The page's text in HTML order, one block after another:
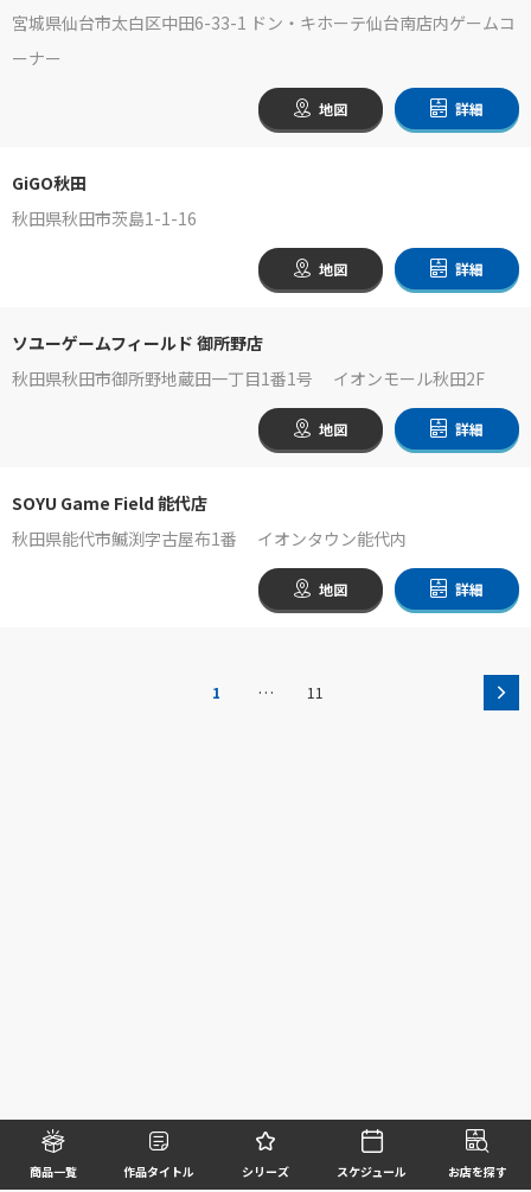
商品一覧 作品タイトル シリーズ スケジュール お店を探す
宮城県仙台市太白区中田6-33-1 ドン・キホーテ仙台南店内ゲームコ
ーナー
地図 詳細
GiGO秋田
秋田県秋田市茨島1-1-16
地図 詳細
ソユーゲームフィールド 御所野店
秋田県秋田市御所野地蔵田一丁目1番1号 イオンモール秋田2F
地図 詳細
SOYU Game Field 能代店
秋田県能代市鰄渕字古屋布1番 イオンタウン能代内
地図 詳細
1 … 11